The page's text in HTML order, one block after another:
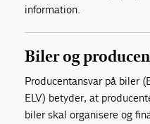
information.
Biler og
Producentansvar på biler
ELV) betyder, at
biler skal organisere og